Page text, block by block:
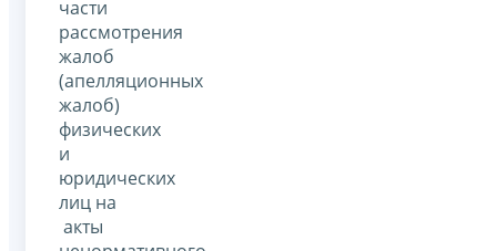
части
рассмотрения
жалоб
(апелляционных
жалоб)
физических
и
юридических
лиц на
акты